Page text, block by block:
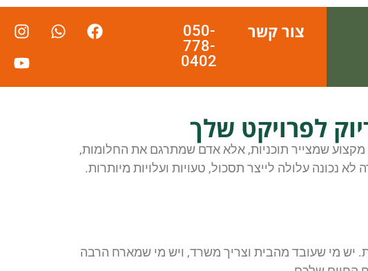
צור קשר
050-
778-
0402
לפרויקט שלך
שמצייר תוכניות, אלא אדם שמתרגם את החלומות,
נכונה עלולה לייצר תסכול, טעויות ועלויות מיותרות.
יש מי שעובד מהבית וצריך משרד, ויש מי שמארח הרבה